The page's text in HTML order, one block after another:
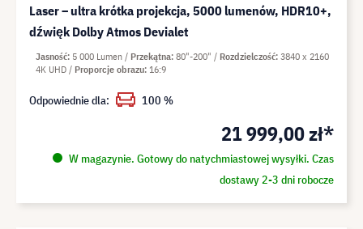
Laser – ultra krótka projekcja, 5000 lumenów, HDR10+,
dźwięk Dolby Atmos Devialet
21 999,00 zł*
W magazynie. Gotowy do natychmiastowej wysyłki. Czas
dostawy 2-3 dni robocze
Jasność 5 000 Lumen Przekątna 80"-200" Rozdzielczość 3840 x 2160
4K UHD
Proporcje obrazu 16:9
Odpowiednie dla: 100 %